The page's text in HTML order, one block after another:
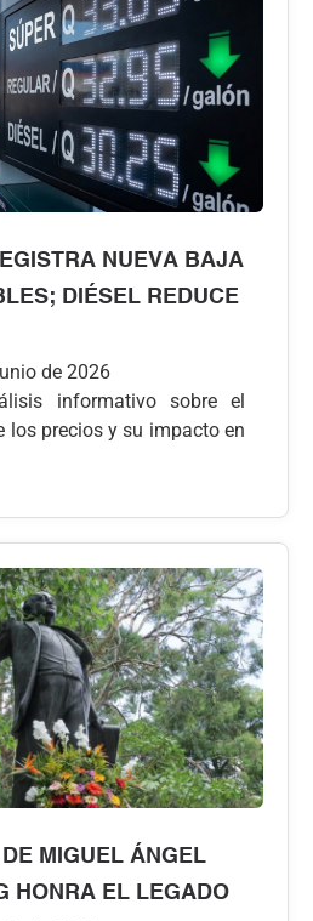
NUEVA BAJA
DIÉSEL REDUCE
de 2026
informativo sobre el
los precios y su impacto en
MIGUEL ÁNGEL
HONRA EL LEGADO